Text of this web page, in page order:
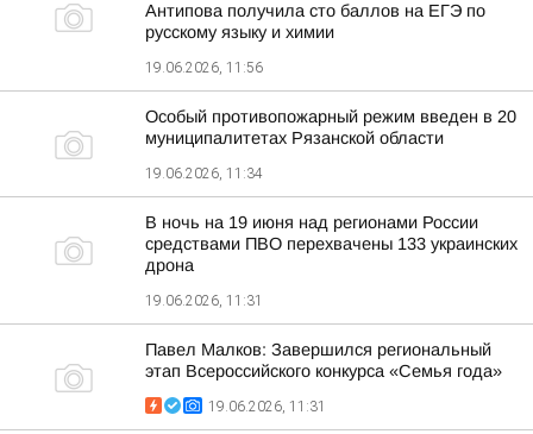
Антипова получила сто баллов на ЕГЭ по
русскому языку и химии
19.06.2026, 11:56
Особый противопожарный режим введен в 20
муниципалитетах Рязанской области
19.06.2026, 11:34
В ночь на 19 июня над регионами России
средствами ПВО перехвачены 133 украинских
дрона
19.06.2026, 11:31
Павел Малков: Завершился региональный
этап Всероссийского конкурса «Семья года»
19.06.2026, 11:31